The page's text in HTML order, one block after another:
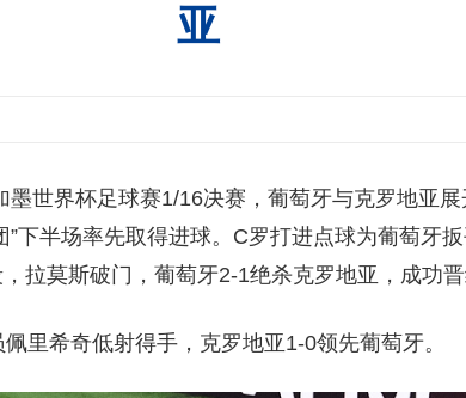
亚
墨世界杯足球赛1/16决赛，葡萄牙与克罗地亚
”下半场率先取得进球。C罗打进点球为葡萄牙
拉莫斯破门，葡萄牙2-1绝杀克罗地亚，成功
里希奇低射得手，克罗地亚1-0领先葡萄牙。